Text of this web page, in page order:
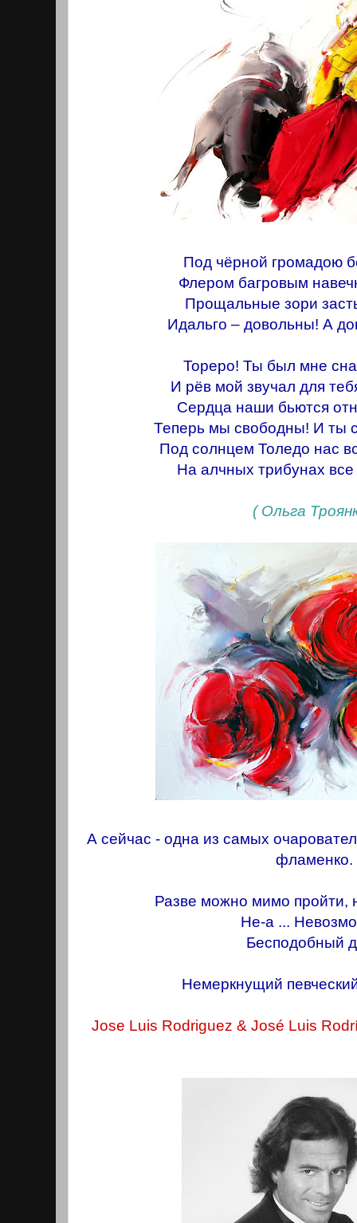
Под чёрной громадою
Флером багровым
Прощальные зори
Идальго – довольны! А
Тореро! Ты был мне
И рёв мой звучал для
Сердца наши бьются
Теперь мы свободны! И ты
Под солнцем Толедо нас
На алчных трибунах
( Ольга
А сейчас - одна из самых
фламенко.
Разве можно мимо пройти,
Не-а ...
Бесподобный
Немеркнущий
Jose Luis Rodriguez & José Luis